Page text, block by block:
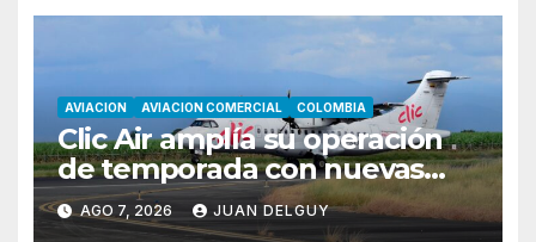
AVIACION AVIACION COMERCIAL COLOMBIA
Clic Air amplía su operación
de temporada con nuevas
rutas hacia Cartagena y Tolú
AGO 7, 2026 JUAN DELGUY